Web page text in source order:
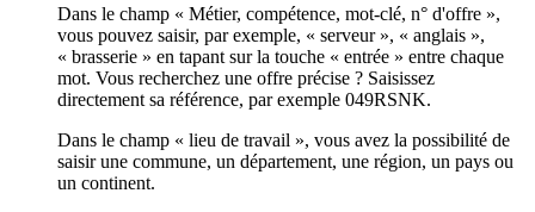
Dans le champ « Métier, compétence, mot-clé, n° d'offre »,
vous pouvez saisir, par exemple, « serveur », « anglais »,
« brasserie » en tapant sur la touche « entrée » entre chaque
mot. Vous recherchez une offre précise ? Saisissez
directement sa référence, par exemple 049RSNK.
Dans le champ « lieu de travail », vous avez la possibilité de
saisir une commune, un département, une région, un pays ou
un continent.